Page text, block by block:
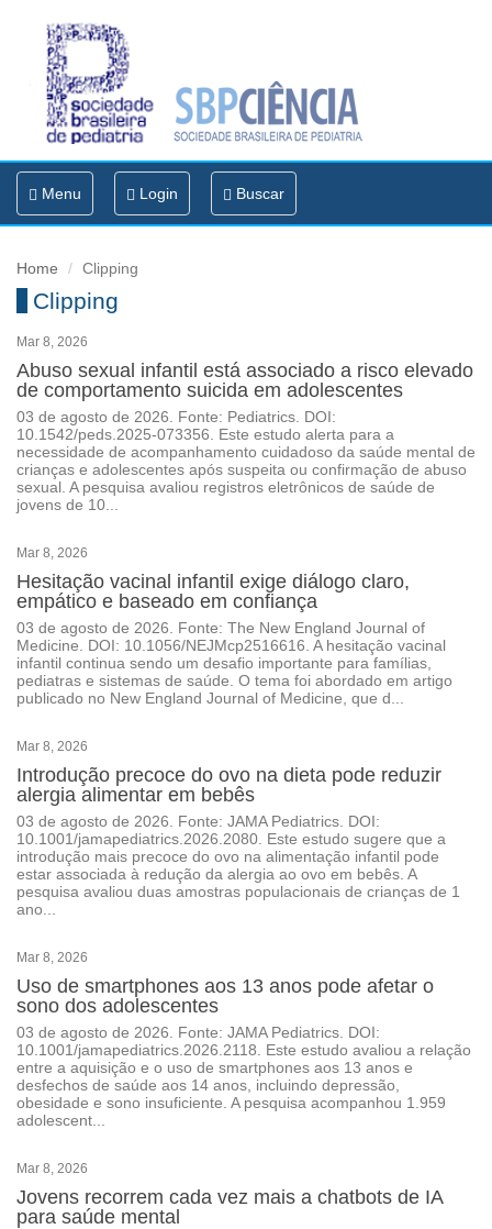
Toggle
navigation
Menu Login Buscar
Home Clipping
Clipping
Mar 8, 2026
Abuso sexual infantil está associado a risco elevado
de comportamento suicida em adolescentes
03 de agosto de 2026. Fonte: Pediatrics. DOI:
10.1542/peds.2025-073356. Este estudo alerta para a
necessidade de acompanhamento cuidadoso da saúde mental de
crianças e adolescentes após suspeita ou confirmação de abuso
sexual. A pesquisa avaliou registros eletrônicos de saúde de
jovens de 10...
Mar 8, 2026
Hesitação vacinal infantil exige diálogo claro,
empático e baseado em confiança
03 de agosto de 2026. Fonte: The New England Journal of
Medicine. DOI: 10.1056/NEJMcp2516616. A hesitação vacinal
infantil continua sendo um desafio importante para famílias,
pediatras e sistemas de saúde. O tema foi abordado em artigo
publicado no New England Journal of Medicine, que d...
Mar 8, 2026
Introdução precoce do ovo na dieta pode reduzir
alergia alimentar em bebês
03 de agosto de 2026. Fonte: JAMA Pediatrics. DOI:
10.1001/jamapediatrics.2026.2080. Este estudo sugere que a
introdução mais precoce do ovo na alimentação infantil pode
estar associada à redução da alergia ao ovo em bebês. A
pesquisa avaliou duas amostras populacionais de crianças de 1
ano...
Mar 8, 2026
Uso de smartphones aos 13 anos pode afetar o
sono dos adolescentes
03 de agosto de 2026. Fonte: JAMA Pediatrics. DOI:
10.1001/jamapediatrics.2026.2118. Este estudo avaliou a relação
entre a aquisição e o uso de smartphones aos 13 anos e
desfechos de saúde aos 14 anos, incluindo depressão,
obesidade e sono insuficiente. A pesquisa acompanhou 1.959
adolescent...
Mar 8, 2026
Jovens recorrem cada vez mais a chatbots de IA
para saúde mental